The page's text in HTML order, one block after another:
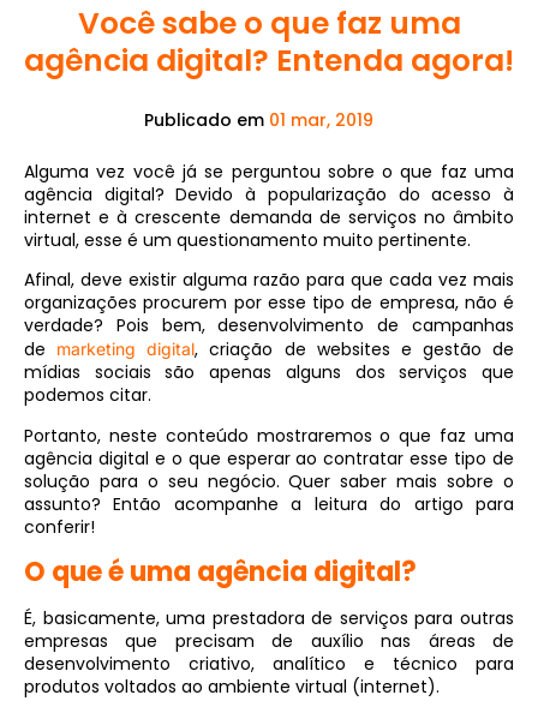
Você sabe o que faz uma
agência digital? Entenda agora!
Publicado em 01 mar, 2019
Alguma vez você já se perguntou sobre o que faz uma
agência digital? Devido à popularização do acesso à
internet e à crescente demanda de serviços no âmbito
virtual, esse é um questionamento muito pertinente.
Afinal, deve existir alguma razão para que cada vez mais
organizações procurem por esse tipo de empresa, não é
verdade? Pois bem, desenvolvimento de campanhas
de
marketing digital, criação de websites e gestão de
mídias sociais são apenas alguns dos serviços que
podemos citar.
Portanto, neste conteúdo mostraremos o que faz uma
agência digital e o que esperar ao contratar esse tipo de
solução para o seu negócio. Quer saber mais sobre o
assunto? Então acompanhe a leitura do artigo para
conferir!
O que é uma agência digital?
É, basicamente, uma prestadora de serviços para outras
empresas que precisam de auxílio nas áreas de
desenvolvimento criativo, analítico e técnico para
produtos voltados ao ambiente virtual (internet).